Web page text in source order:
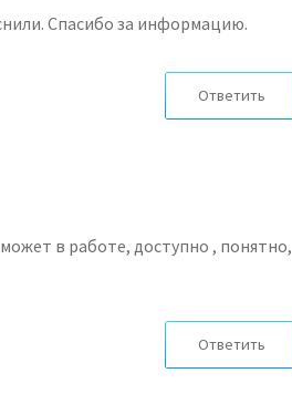
Спасибо за информацию.
Ответить
в работе, доступно , понятно,
Ответить